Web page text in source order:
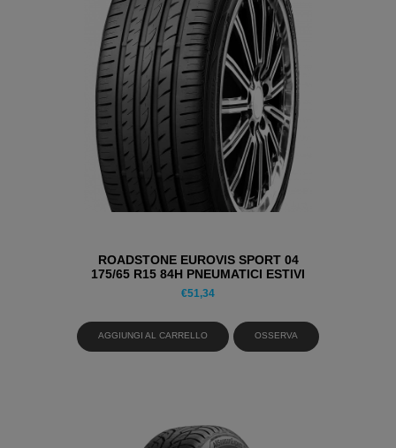
ROADSTONE EUROVIS SPORT 04
175/65 R15 84H PNEUMATICI ESTIVI
€51,34
AGGIUNGI AL CARRELLO OSSERVA